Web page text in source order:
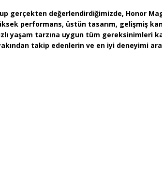
gerçekten değerlendirdiğimizde, Honor
performans, üstün tasarım, gelişmiş
yaşam tarzına uygun tüm gereksinimleri
takip edenlerin ve en iyi deneyimi